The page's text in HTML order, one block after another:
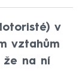
v
vztahům
že na ní